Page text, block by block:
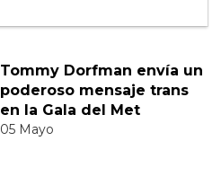
Tommy Dorfman envía un
poderoso mensaje trans
en la Gala del Met
05 Mayo